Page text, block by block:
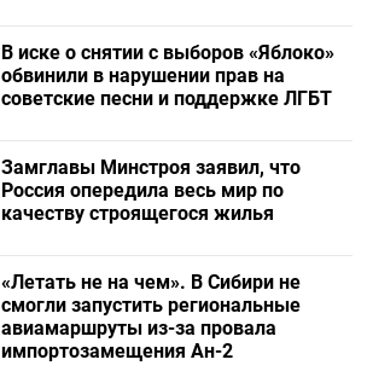
В иске о снятии с выборов «Яблоко»
обвинили в нарушении прав на
советские песни и поддержке ЛГБТ
Замглавы Минстроя заявил, что
Россия опередила весь мир по
качеству строящегося жилья
«Летать не на чем». В Сибири не
смогли запустить региональные
авиамаршруты из-за провала
импортозамещения Ан-2